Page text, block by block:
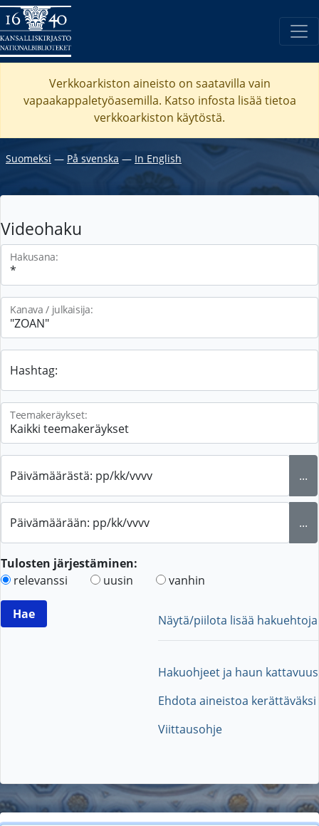
Verkkoarkiston aineisto on saatavilla vain
vapaakappaletyöasemilla. Katso infosta lisää tietoa
verkkoarkiston käytöstä.
Suomeksi ― På svenska ― In English
Videohaku
Hakusana:
Kanava / julkaisija:
Hashtag:
Teemakeräykset:
Päivämäärästä: pp/kk/vvvv ...
Päivämäärään: pp/kk/vvvv ...
Tulosten järjestäminen:
relevanssi
uusin vanhin
Näytä/piilota lisää hakuehtoja
Hakuohjeet ja haun kattavuus
Ehdota aineistoa kerättäväksi
Viittausohje